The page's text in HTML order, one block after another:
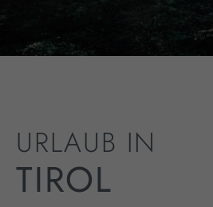
URLAUB IN
TIROL